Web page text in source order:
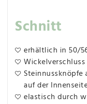
Schnitt
erhältlich in 50/
Steinnussknöpfe
auf der
elastisch durch